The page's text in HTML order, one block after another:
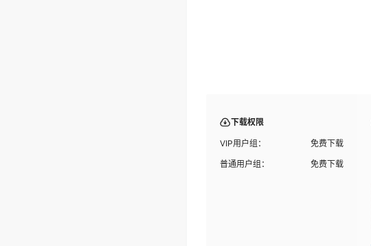
下载权限
VIP用户组：
免费下载
普通用户组：
免费下载